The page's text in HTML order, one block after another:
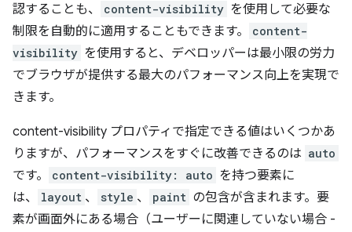
認することも、
content-visibility を使用して必要な
制限を自動的に適用することもできます。
content-
visibility を使用すると、デベロッパーは最小限の労力
でブラウザが提供する最大のパフォーマンス向上を実現で
きます。
content-visibility プロパティで指定できる値はいくつかあ
りますが、パフォーマンスをすぐに改善できるのは auto
です。 content-visibility: auto を持つ要素に
は、
layout 、 style 、 paint の包含が含まれます。要
素が画面外にある場合（ユーザーに関連していない場合 -